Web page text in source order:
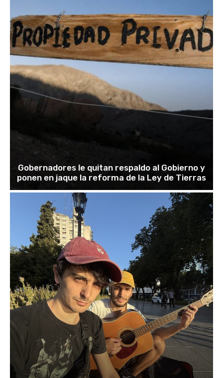
Gobernadores le quitan respaldo al Gobierno y
ponen en jaque la reforma de la Ley de Tierras